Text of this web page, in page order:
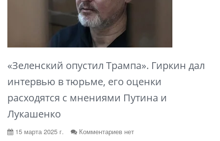
«Зеленский опустил Трампа». Гиркин дал
интервью в тюрьме, его оценки
расходятся с мнениями Путина и
Лукашенко
15 марта 2025 г.
Комментариев нет